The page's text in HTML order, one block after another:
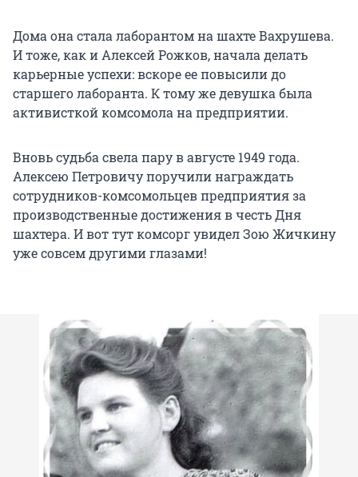
Дома она стала лаборантом на шахте Вахрушева.
И тоже, как и Алексей Рожков, начала делать
карьерные успехи: вскоре ее повысили до
старшего лаборанта. К тому же девушка была
активисткой комсомола на предприятии.
Вновь судьба свела пару в августе 1949 года.
Алексею Петровичу поручили награждать
сотрудников-комсомольцев предприятия за
производственные достижения в честь Дня
шахтера. И вот тут комсорг увидел Зою Жичкину
уже совсем другими глазами!